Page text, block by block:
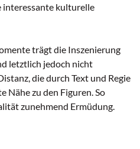
interessante kulturelle
trägt die Inszenierung
letztlich jedoch nicht
die durch Text und Regie
Nähe zu den Figuren. So
zunehmend Ermüdung.